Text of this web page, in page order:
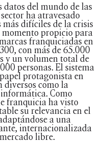
datos del mundo de las
ha atravesado
difíciles de la crisis
momento propicio para
franquiciadas en
con más de 65.000
y un volumen total de
personas. El sistema
protagonista en
diversos como la
Como
franquicia ha visto
su relevancia en el
a una
internacionalizada
libre.